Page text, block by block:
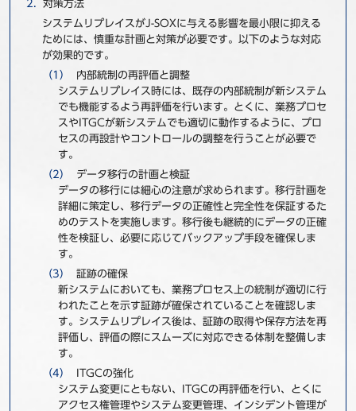
対策方法
システムリプレイスがJ-SOXに与える影響を最小限に抑える
ためには、慎重な計画と対策が必要です。以下のような対応
が効果的です。
内部統制の再評価と調整
システムリプレイス時には、既存の内部統制が新システム
でも機能するよう再評価を行います。とくに、業務プロセ
スやITGCが新システムでも適切に動作するように、プロ
セスの再設計やコントロールの調整を行うことが必要で
す。
データ移行の計画と検証
データの移行には細心の注意が求められます。移行計画を
詳細に策定し、移行データの正確性と完全性を保証するた
めのテストを実施します。移行後も継続的にデータの正確
性を検証し、必要に応じてバックアップ手段を確保しま
す。
証跡の確保
新システムにおいても、業務プロセス上の統制が適切に行
われたことを示す証跡が確保されていることを確認しま
す。システムリプレイス後は、証跡の取得や保存方法を再
評価し、評価の際にスムーズに対応できる体制を整備しま
す。
ITGCの強化
システム変更にともない、ITGCの再評価を行い、とくに
アクセス権管理やシステム変更管理、インシデント管理が